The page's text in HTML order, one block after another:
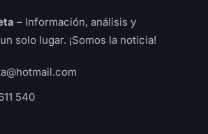
– Información, análisis y
solo lugar. ¡Somos la noticia!
540